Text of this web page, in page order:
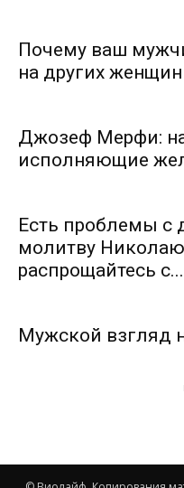
Почему ваш
на других
Джозеф Мерфи:
исполняющие
Есть проблемы с
молитву
распрощайтесь с...
Мужской взгляд